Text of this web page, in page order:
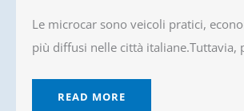
Le microcar sono veicoli pratici,
più diffusi nelle città italiane.Tuttavia,
READ MORE